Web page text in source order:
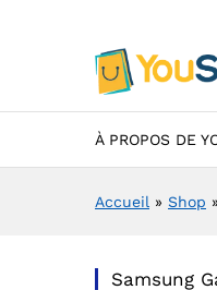
À PROPOS DE
Accueil » Shop »
Samsung